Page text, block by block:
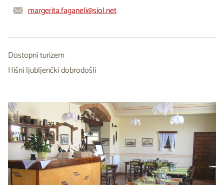
margerita.faganeli@siol.net
Dostopni turizem
Hišni ljubljenčki dobrodošli